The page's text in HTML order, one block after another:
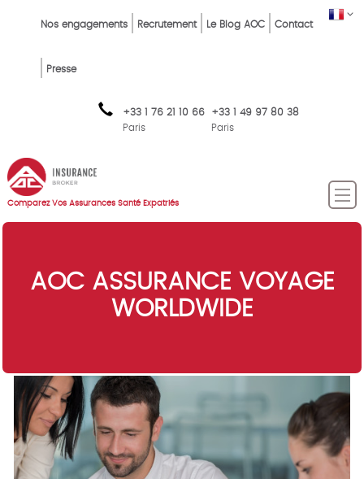
FR
Top
FR
Nos engagements Recrutement Le Blog AOC Contact
Presse
+33 1 76 21 10 66
Paris
+33 1 49 97 80 38
Paris
Comparez Vos Assurances Santé Expatriés
AOC ASSURANCE VOYAGE
WORLDWIDE